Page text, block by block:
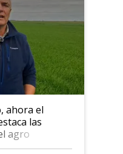
ahora el
las
agro
"Los veo